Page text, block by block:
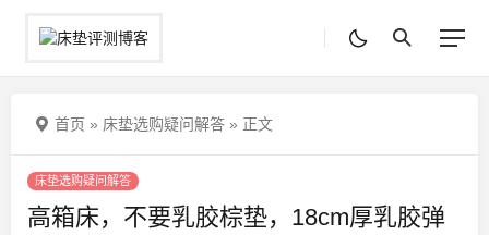
首页 » 床垫选购疑问解答 » 正文
床垫选购疑问解答
高箱床，不要乳胶棕垫，18cm厚乳胶弹